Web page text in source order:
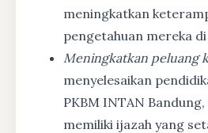
meningkatkan
pengetahuan mereka
Meningkatkan peluang
menyelesaikan
PKBM INTAN Bandung,
memiliki ijazah yang